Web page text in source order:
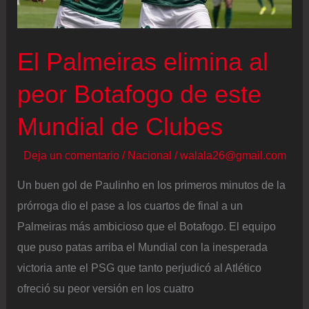
del
de
Clubes
El Palmeiras elimina al
peor Botafogo de este
Mundial de Clubes
Deja un comentario / Nacional /walala26@gmail.com
Un buen gol de Paulinho en los primeros minutos de la
prórroga dio el pase a los cuartos de final a un
Palmeiras más ambicioso que el Botafogo. El equipo
que puso patas arriba el Mundial con la inesperada
victoria ante el PSG que tanto perjudicó al Atlético
ofreció su peor versión en los cuatro